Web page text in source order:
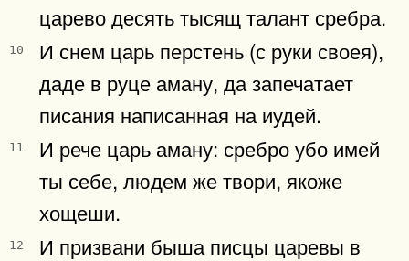
царево десять тысящ талант сребра.
10
И снем царь перстень (с руки своея),
даде в руце аману, да запечатает
писания написанная на иудей.
11
И рече царь аману: сребро убо имей
ты себе, людем же твори, якоже
хощеши.
12
И призвани быша писцы царевы в